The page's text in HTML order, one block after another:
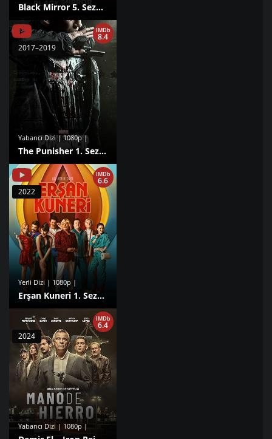
Black Mirror 5. Sezon izle
Yabancı Dizi | 1080p |
The Punisher 1. Sezon izle
IMDb
8.4
2017–2019
Yerli Dizi | 1080p |
Erşan Kuneri 1. Sezon izle
IMDb
6.6
2022
Yabancı Dizi | 1080p |
IMDb
6.4
2024